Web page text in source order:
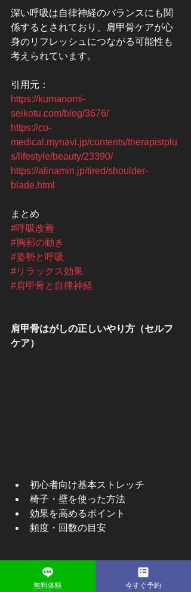
深い呼吸は自律神経のバランスにも関
係するとされており、肩甲骨ケアが心
身のリフレッシュにつながる可能性も
考えられています。
引用元：
https://kumanomi-
seikotu.com/blog/3676/
https://co-
medical.mynavi.jp/contents/therapistplu
s/lifestyle/beauty/23390/
https://alinamin.jp/tired/shoulder-
blade.html
まとめ
#呼吸改善
#胸郭の動き
#姿勢と呼吸
#リラックス効果
#肩甲骨と自律神経
肩甲骨はがしの正しいやり方（セルフ
ケア）
初心者向け基本ストレッチ
椅子・壁を使った方法
効果を高めるポイント
頻度・回数の目安
初心者向け基本ストレッチ
無料体験 今すぐ予約